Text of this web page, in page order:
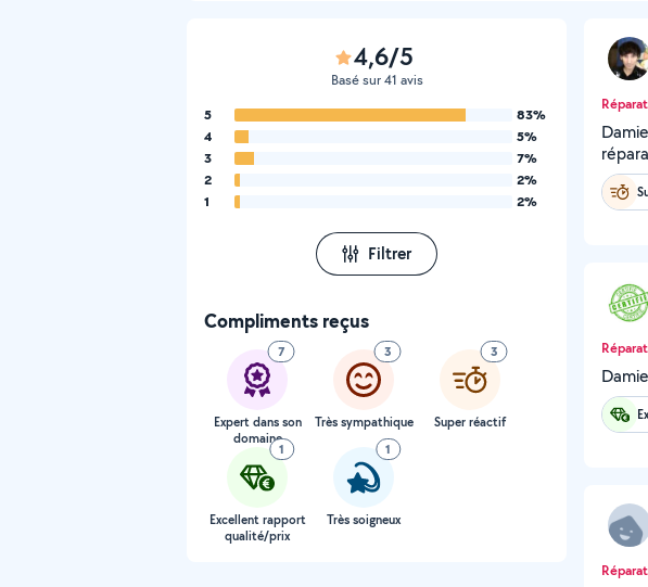
4,6/5
Basé sur 41 avis
5
83%
4
5%
3
7%
2
2%
1
2%
Filtrer
Compliments reçus
7
Expert dans son
domaine
3
Très sympathique
3
Super réactif
1
Excellent rapport
qualité/prix
1
Très soigneux